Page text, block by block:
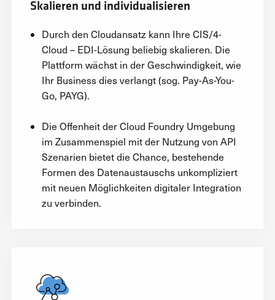
Skalieren und individualisieren
Durch den Cloudansatz kann Ihre CIS/4-
Cloud – EDI-Lösung beliebig skalieren. Die
Plattform wächst in der Geschwindigkeit, wie
Ihr Business dies verlangt (sog. Pay-As-You-
Go, PAYG).
Die Offenheit der Cloud Foundry Umgebung
im Zusammenspiel mit der Nutzung von API
Szenarien bietet die Chance, bestehende
Formen des Datenaustauschs unkompliziert
mit neuen Möglichkeiten digitaler Integration
zu verbinden.